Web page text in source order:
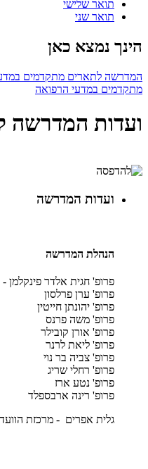
תואר שלישי
תואר שני
הינך נמצא כאן
המדרשה לתארים מתקדמים
מתקדמים במדעי הרפואה
ועדות המדרשה
ועדות המדרשה
הנהלת המדרשה
פרופ' חגית אלדר פינקלמן -
פרופ' ערן פרלסון
פרופ' יהונתן חייטין
פרופ' משה פרנס
פרופ' אורן קובילר
פרופ' ליאת לרנר
פרופ' צביה בר נוי
פרופ' רחלי שריג
פרופ' נטע ארז
פרופ' רינה ארבספלד
גלית אפרים - מרכזת